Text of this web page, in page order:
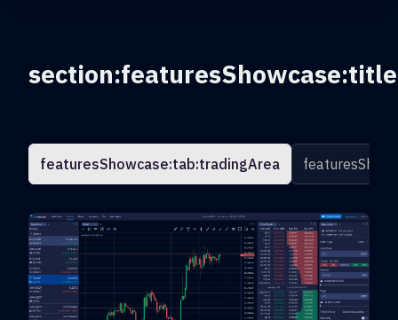
section:featuresShowcase:title
featuresShowcase:tab:tradingArea